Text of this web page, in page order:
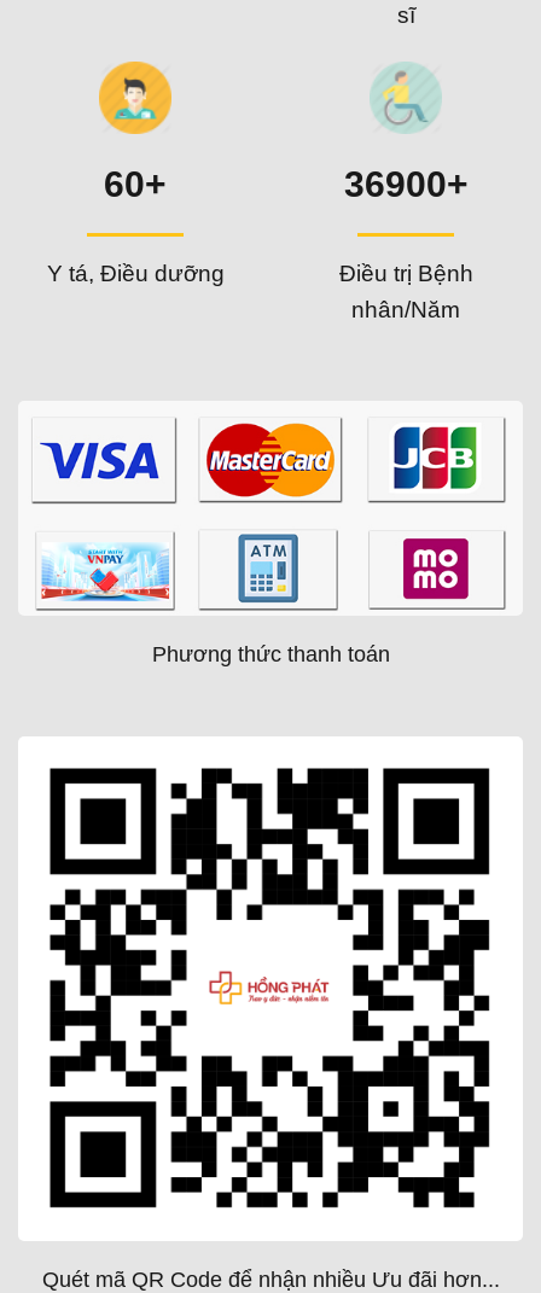
sĩ
60+
Y tá, Điều dưỡng
36900+
Điều trị Bệnh
nhân/Năm
Phương thức thanh toán
Quét mã QR Code để nhận nhiều Ưu đãi hơn...